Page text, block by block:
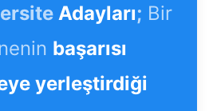
Adayları; Bir
başarısı
yerleştirdiği